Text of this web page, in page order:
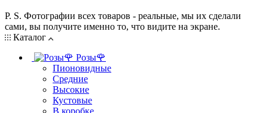
P. S. Фотографии всех товаров - реальные, мы их сделали
сами, вы получите именно то, что видите на экране.
Каталог
Розы🌹
Пионовидные
Средние
Высокие
Кустовые
В коробке